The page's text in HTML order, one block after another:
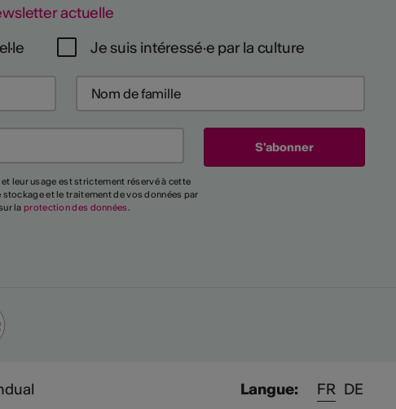
actuelle
Je suis intéressé·e par la culture
leur usage est strictement réservé à cette
et le traitement de vos données par
la protection des données.
Langue: FR DE